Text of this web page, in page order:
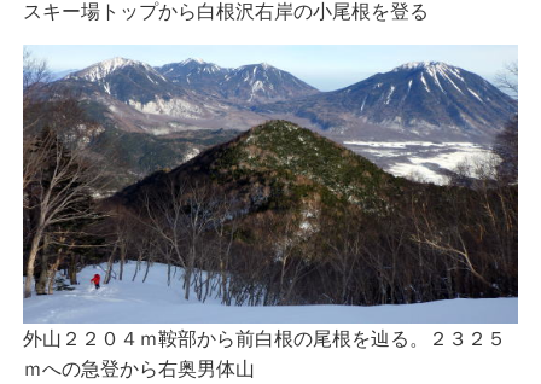
スキー場トップから白根沢右岸の小尾根を登る
外山２２０４ｍ鞍部から前白根の尾根を辿る。２３２５
ｍへの急登から右奥男体山